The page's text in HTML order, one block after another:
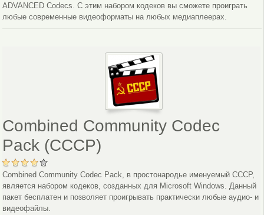
ADVANCED Codecs. С этим набором кодеков вы сможете проиграть
любые современные видеоформаты на любых медиаплеерах.
Combined Community Codec
Pack (CCCP)
Combined Community Codec Pack, в простонародье именуемый CCCP,
является набором кодеков, созданных для Microsoft Windows. Данный
пакет бесплатен и позволяет проигрывать практически любые аудио- и
видеофайлы.